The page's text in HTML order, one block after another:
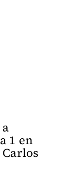
1 en
Carlos